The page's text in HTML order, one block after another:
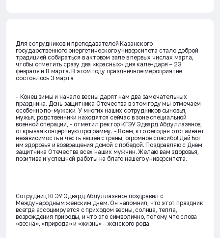
Для сотрудников и преподавателей Казанского
государственного энергетического университета стало доброй
традицией собираться в актовом зале в первых числах марта,
чтобы отметить сразу два «красных» дня календаря – 23
февраля и 8 марта. В этом году праздничное мероприятие
состоялось 3 марта.
- Конец зимы и начало весны дарят нам два замечательных
праздника. День защитника Отечества в этом году мы отмечаем
особенно по-мужски. У многих наших сотрудников сыновья,
мужья, родственники находятся сейчас в зоне специальной
военной операции, - отметил ректор КГЭУ Эдвард Абдуллазянов,
открывая концертную программу. - Всем, кто сегодня отстаивает
независимость и честь нашей страны, огромное спасибо! Дай Бог
им здоровья и возвращения домой с победой. Поздравляю с Днем
защитника Отечества всех наших мужчин. Желаю вам здоровья,
позитива и успешной работы на благо нашего университета.
Сотрудниц КГЭУ Эдвард Абдуллазянов поздравил с
Международным женским днем. Он напомнил, что этот праздник
всегда ассоциируется с приходом весны, солнца, тепла,
возрождения природы, и что это символично, потому что слова
«весна», «природа» и «жизнь» – женского рода.